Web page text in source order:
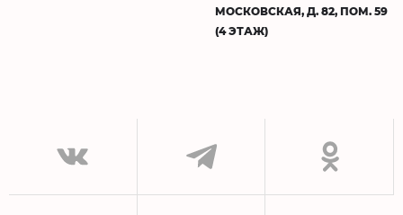
МОСКОВСКАЯ, Д. 82, ПОМ. 59
(4 ЭТАЖ)